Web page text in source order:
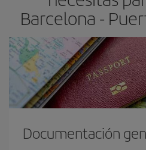
Barcelona -
Documentación